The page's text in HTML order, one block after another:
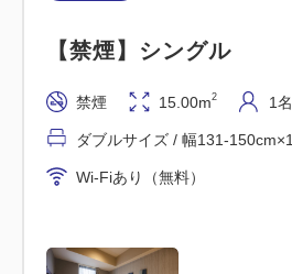
【禁煙】シングル
禁煙 15.00m2 1名
ダブルサイズ / 幅131-150cm×1
Wi-Fiあり（無料）